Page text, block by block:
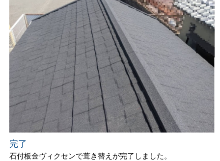
完了
石付板金ヴィクセンで葺き替えが完了しました。